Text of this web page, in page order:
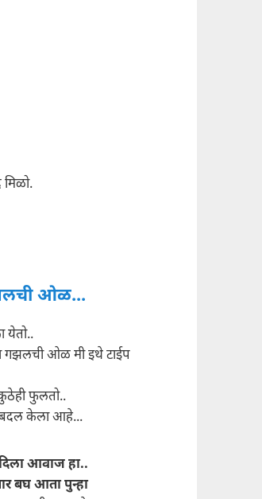
ओळ...
येतो..
गझलची ओळ मी इथे टाईप
फुलतो..
केला आहे...
आवाज हा..
बघ आता पुन्हा